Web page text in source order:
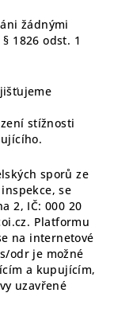
žádnými
1826 odst. 1
stížnosti
sporů ze
se
2, IČ: 000 20
. Platformu
na internetové
odr je možné
a kupujícím,
uzavřené